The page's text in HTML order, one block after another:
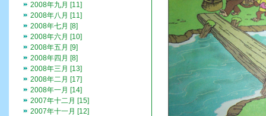
2008年九月 [11]
2008年八月 [11]
2008年七月 [8]
2008年六月 [10]
2008年五月 [9]
2008年四月 [8]
2008年三月 [13]
2008年二月 [17]
2008年一月 [14]
2007年十二月 [15]
2007年十一月 [12]